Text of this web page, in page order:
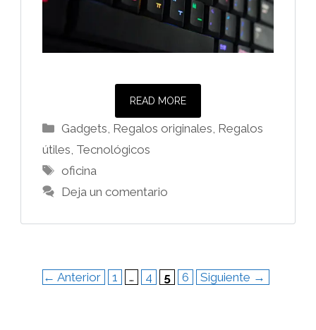
READ MORE
Categorías
Gadgets Regalos originales Regalos
útiles Tecnológicos
Etiquetas
oficina
Deja un comentario
← Anterior Página
1 … Página
4 Página
5 Página
6 Siguiente →